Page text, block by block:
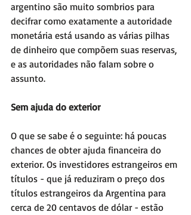
argentino são muito sombrios para
decifrar como exatamente a autoridade
monetária está usando as várias pilhas
de dinheiro que compõem suas reservas,
e as autoridades não falam sobre o
assunto.
Sem ajuda do exterior
O que se sabe é o seguinte: há poucas
chances de obter ajuda financeira do
exterior. Os investidores estrangeiros em
títulos - que já reduziram o preço dos
títulos estrangeiros da Argentina para
cerca de 20 centavos de dólar - estão